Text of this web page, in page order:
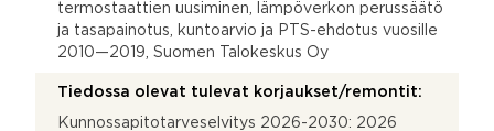
termostaattien uusiminen, lämpöverkon perussäätö
ja tasapainotus, kuntoarvio ja PTS-ehdotus vuosille
2010—2019, Suomen Talokeskus Oy
Tiedossa olevat tulevat korjaukset/remontit:
Kunnossapitotarveselvitys 2026-2030: 2026